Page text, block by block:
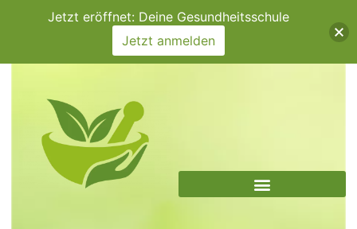
Jetzt eröffnet: Deine Gesundheitsschule
Jetzt anmelden